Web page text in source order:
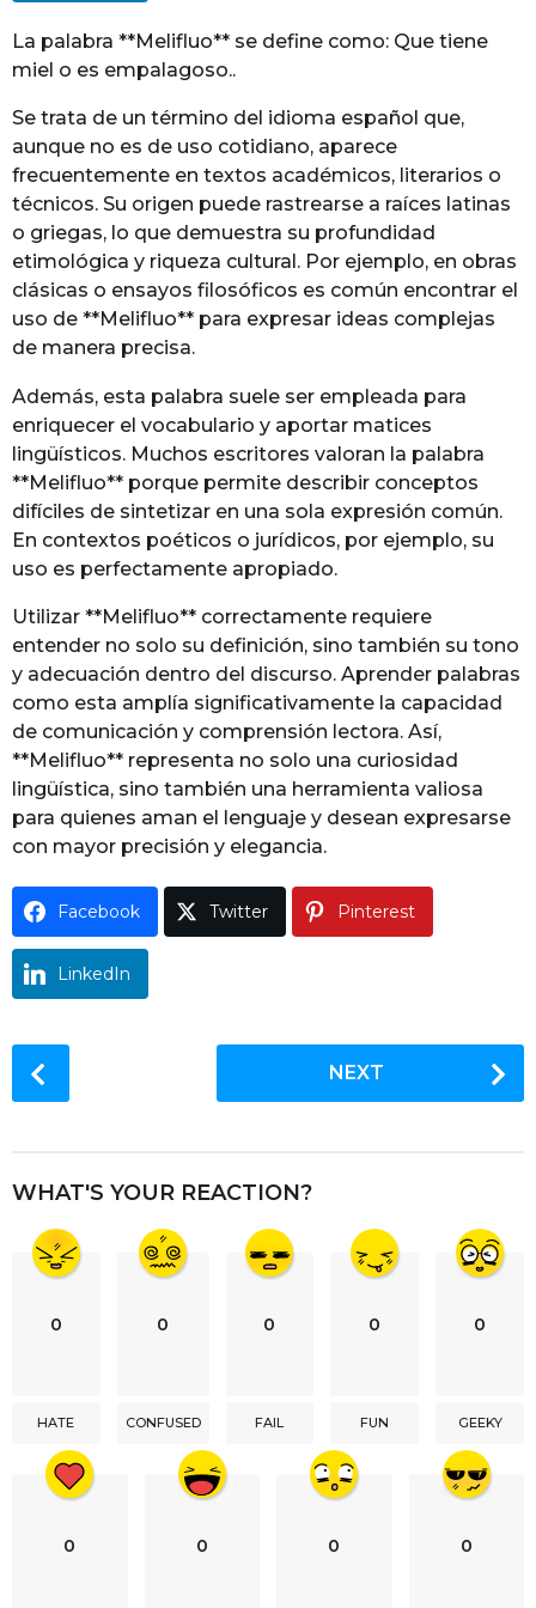
o
La palabra **Melifluo** se define como: Que tiene
miel o es empalagoso..
Se trata de un término del idioma español que,
aunque no es de uso cotidiano, aparece
frecuentemente en textos académicos, literarios o
técnicos. Su origen puede rastrearse a raíces latinas
o griegas, lo que demuestra su profundidad
etimológica y riqueza cultural. Por ejemplo, en obras
clásicas o ensayos filosóficos es común encontrar el
uso de **Melifluo** para expresar ideas complejas
de manera precisa.
Además, esta palabra suele ser empleada para
enriquecer el vocabulario y aportar matices
lingüísticos. Muchos escritores valoran la palabra
**Melifluo** porque permite describir conceptos
difíciles de sintetizar en una sola expresión común.
En contextos poéticos o jurídicos, por ejemplo, su
uso es perfectamente apropiado.
Utilizar **Melifluo** correctamente requiere
entender no solo su definición, sino también su tono
y adecuación dentro del discurso. Aprender palabras
como esta amplía significativamente la capacidad
de comunicación y comprensión lectora. Así,
**Melifluo** representa no solo una curiosidad
lingüística, sino también una herramienta valiosa
para quienes aman el lenguaje y desean expresarse
con mayor precisión y elegancia.
Facebook Twitter Pinterest
LinkedIn
o
P
NEXT
WHAT'S YOUR REACTION?
0
HATE
0
CONFUSED
0
FAIL
0
FUN
0
GEEKY
0 0 0 0